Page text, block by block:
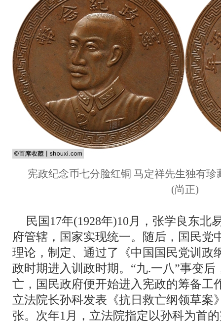
宪政纪念币七分脸红铜 马定祥先生独有
(尚正)
民国17年(1928年)10月，张学良东北
府管辖，国家实现统一。随后，国民党
理论，制定、通过了《中国国民党训政
政时期进入训政时期。“九.一八”事变
亡，国民政府便开始进入宪政的筹备工
立法院长孙科发表《抗日救亡纲领草案
张。次年1月，立法院指定以孙科为首